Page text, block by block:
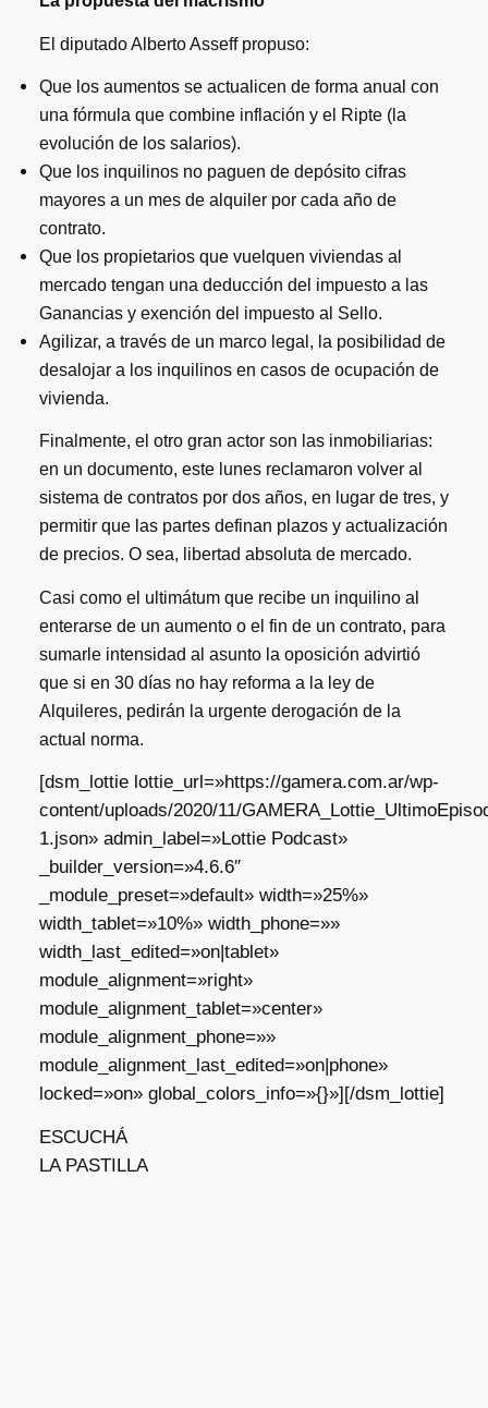
El diputado Alberto Asseff propuso:
Que los aumentos se actualicen de forma anual con
una fórmula que combine inflación y el Ripte (la
evolución de los salarios).
Que los inquilinos no paguen de depósito cifras
mayores a un mes de alquiler por cada año de
contrato.
Que los propietarios que vuelquen viviendas al
mercado tengan una deducción del impuesto a las
Ganancias y exención del impuesto al Sello.
Agilizar, a través de un marco legal, la posibilidad de
desalojar a los inquilinos en casos de ocupación de
vivienda.
Finalmente, el otro gran actor son las inmobiliarias:
en un documento, este lunes reclamaron volver al
sistema de contratos por dos años, en lugar de tres, y
permitir que las partes definan plazos y actualización
de precios. O sea, libertad absoluta de mercado.
Casi como el ultimátum que recibe un inquilino al
enterarse de un aumento o el fin de un contrato, para
sumarle intensidad al asunto la oposición advirtió
que si en 30 días no hay reforma a la ley de
Alquileres, pedirán la urgente derogación de la
actual norma.
[dsm_lottie lottie_url=»https://gamera.com.ar/wp-
content/uploads/2020/11/
1.json» admin_label=»Lottie Podcast»
_builder_version=»4.6.6″
_module_preset=»default» width=»25%»
width_tablet=»10%» width_phone=»»
width_last_edited=»on|tablet»
module_alignment=»right»
module_alignment_tablet=»center»
module_alignment_phone=»»
module_alignment_last_edited=»on|phone»
locked=»on» global_colors_info=»{}»][/dsm_lottie]
ESCUCHÁ
LA PASTILLA